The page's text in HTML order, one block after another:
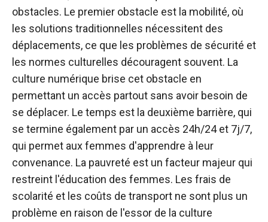
obstacles. Le premier obstacle est la mobilité, où
les solutions traditionnelles nécessitent des
déplacements, ce que les problèmes de sécurité et
les normes culturelles découragent souvent. La
culture numérique brise cet obstacle en
permettant un accès partout sans avoir besoin de
se déplacer. Le temps est la deuxième barrière, qui
se termine également par un accès 24h/24 et 7j/7,
qui permet aux femmes d'apprendre à leur
convenance. La pauvreté est un facteur majeur qui
restreint l'éducation des femmes. Les frais de
scolarité et les coûts de transport ne sont plus un
problème en raison de l'essor de la culture